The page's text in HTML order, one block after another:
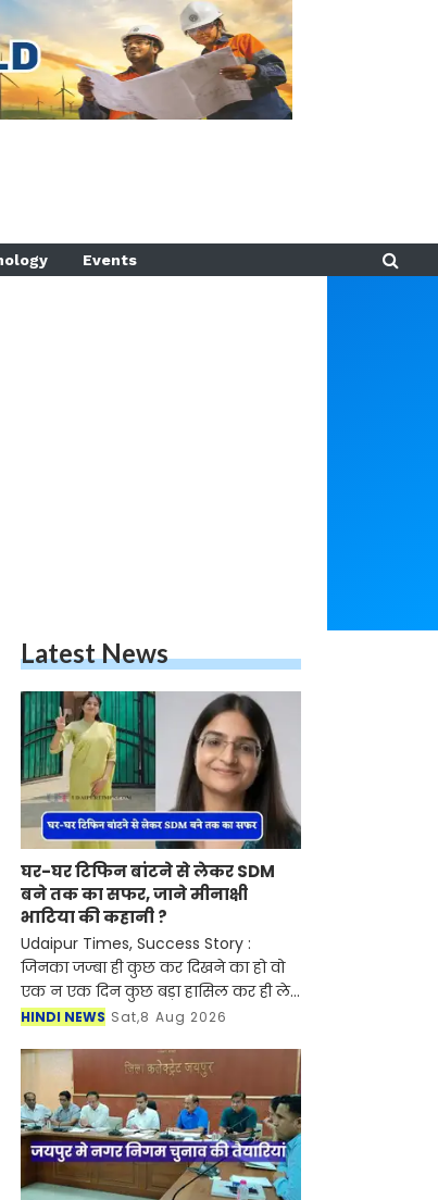
Events
Latest News
घर-घर टिफिन बांटने से लेकर SDM
बने तक का सफर, जाने मीनाक्षी
भाटिया की कहानी ?
Udaipur Times, Success Story :
जिनका जज्बा ही कुछ कर दिखने का हो वो
एक न एक दिन कुछ बड़ा हासिल कर ही लेते
है। इंसान की मेहनत मजबूत होनी चाहिए फिर
कर सके। आ हम ऐ
HINDI NEWS Sat,8 Aug 2026